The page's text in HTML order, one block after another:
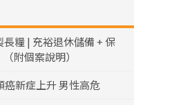
長糧 | 充裕退休儲備 + 保
附個案說明）
癌新症上升 男性高危